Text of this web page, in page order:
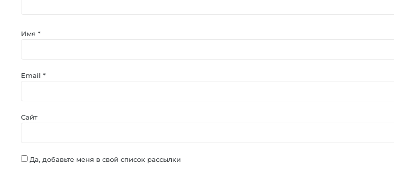
Имя *
Email *
Сайт
Да, добавьте меня в свой список рассылки